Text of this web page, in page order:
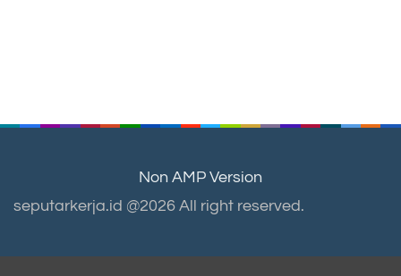
Non AMP Version
seputarkerja.id @2026 All right reserved.